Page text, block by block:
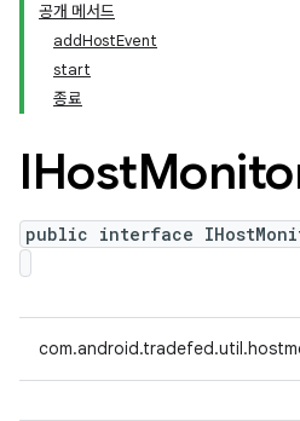
공개 메서드
addHostEvent
start
종료
IHost
public interface